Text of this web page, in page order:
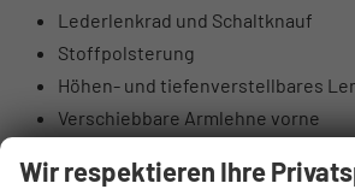
Lederlenkrad und Schaltknauf
Stoffpolsterung
Höhen- und tiefenverstellbares
Verschiebbare Armlehne vorne
Höhenverstellbarer Fahrer- und
Wir respektieren Ihre